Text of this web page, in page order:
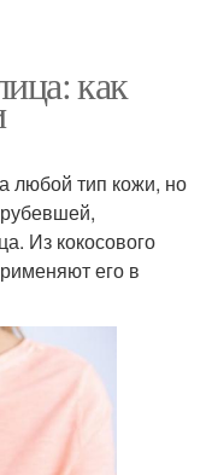
как
любой тип кожи, но
Из кокосового
его в